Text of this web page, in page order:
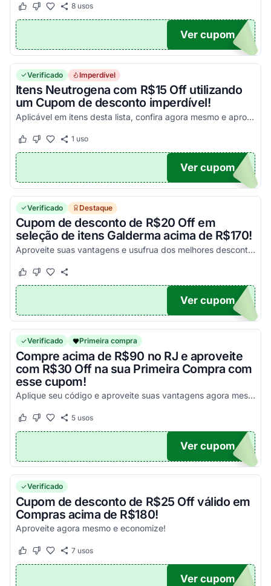
Este cupom funcionou
Este cupom não funcionou
8usos
OMO
Ver cupom
Verificado Imperdível
Itens Neutrogena com R$15 Off utilizando
um Cupom de desconto imperdível!
Aplicável em itens desta lista, confira agora mesmo e aproveite com seu Cupom!
Este cupom funcionou
Este cupom não funcionou
1 uso
GENA
Ver cupom
Verificado Destaque
Cupom de desconto de R$20 Off em
seleção de itens Galderma acima de R$170!
Aproveite suas vantagens e usufrua dos melhores descontos em todas as suas compras!
Este cupom funcionou
Este cupom não funcionou
ERMA
Ver cupom
Verificado Primeira compra
Compre acima de R$90 no RJ e aproveite
com R$30 Off na sua Primeira Compra com
esse cupom!
Aplique seu código e aproveite suas vantagens agora mesmo!
Este cupom funcionou
Este cupom não funcionou
5usos
RA30
Ver cupom
Verificado
Cupom de desconto de R$25 Off válido em
Compras acima de R$180!
Aproveite agora mesmo e economize!
Este cupom funcionou
Este cupom não funcionou
7usos
25
Ver cupom